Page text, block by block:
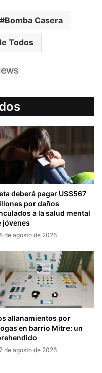
Bomba Casera
Todos
deberá pagar US$567
por daños
a la salud mental
jóvenes
de agosto de 2026
allanamientos por
en barrio Mitre: un
de agosto de 2026